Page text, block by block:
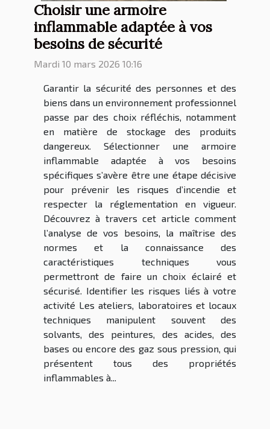
Choisir une armoire
inflammable adaptée à vos
besoins de sécurité
Mardi 10 mars 2026 10:16
Garantir la sécurité des personnes et des
biens dans un environnement professionnel
passe par des choix réfléchis, notamment
en matière de stockage des produits
dangereux. Sélectionner une armoire
inflammable adaptée à vos besoins
spécifiques s’avère être une étape décisive
pour prévenir les risques d’incendie et
respecter la réglementation en vigueur.
Découvrez à travers cet article comment
l’analyse de vos besoins, la maîtrise des
normes et la connaissance des
caractéristiques techniques vous
permettront de faire un choix éclairé et
sécurisé. Identifier les risques liés à votre
activité Les ateliers, laboratoires et locaux
techniques manipulent souvent des
solvants, des peintures, des acides, des
bases ou encore des gaz sous pression, qui
présentent tous des propriétés
inflammables à...